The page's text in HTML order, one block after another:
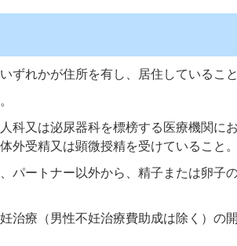
ずれかが住所を有し、居住していること
科又は泌尿器科を標榜する医療機関に
外受精又は顕微授精を受けていること。
パートナー以外から、精子または卵子
治療（男性不妊治療費助成は除く）の